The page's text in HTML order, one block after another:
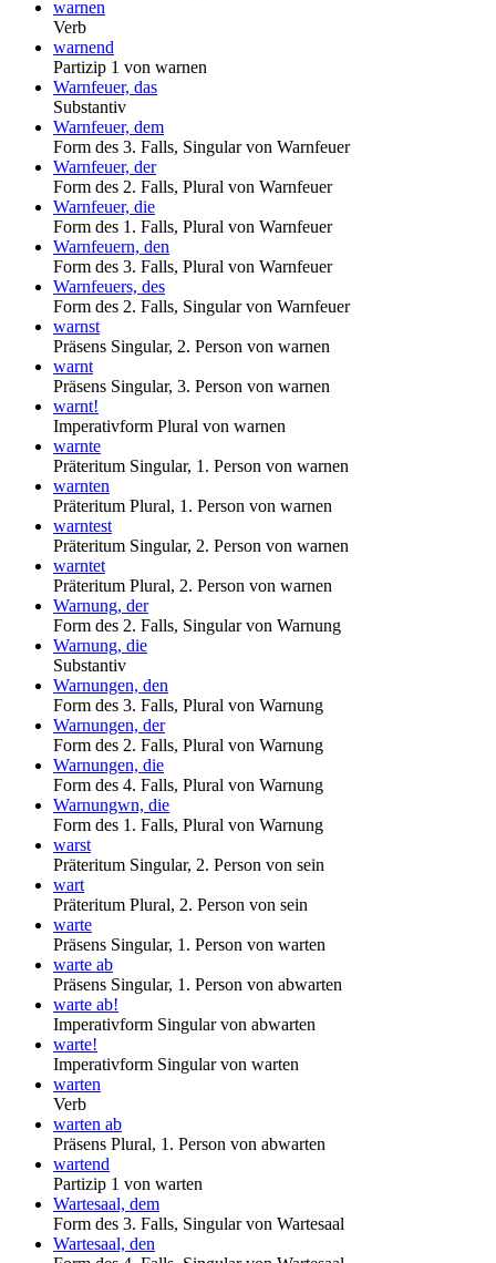
warnen
Verb
warnend
Partizip 1 von warnen
Warnfeuer, das
Substantiv
Warnfeuer, dem
Form des 3. Falls, Singular von Warnfeuer
Warnfeuer, der
Form des 2. Falls, Plural von Warnfeuer
Warnfeuer, die
Form des 1. Falls, Plural von Warnfeuer
Warnfeuern, den
Form des 3. Falls, Plural von Warnfeuer
Warnfeuers, des
Form des 2. Falls, Singular von Warnfeuer
warnst
Präsens Singular, 2. Person von warnen
warnt
Präsens Singular, 3. Person von warnen
warnt!
Imperativform Plural von warnen
warnte
Präteritum Singular, 1. Person von warnen
warnten
Präteritum Plural, 1. Person von warnen
warntest
Präteritum Singular, 2. Person von warnen
warntet
Präteritum Plural, 2. Person von warnen
Warnung, der
Form des 2. Falls, Singular von Warnung
Warnung, die
Substantiv
Warnungen, den
Form des 3. Falls, Plural von Warnung
Warnungen, der
Form des 2. Falls, Plural von Warnung
Warnungen, die
Form des 4. Falls, Plural von Warnung
Warnungwn, die
Form des 1. Falls, Plural von Warnung
warst
Präteritum Singular, 2. Person von sein
wart
Präteritum Plural, 2. Person von sein
warte
Präsens Singular, 1. Person von warten
warte ab
Präsens Singular, 1. Person von abwarten
warte ab!
Imperativform Singular von abwarten
warte!
Imperativform Singular von warten
warten
Verb
warten ab
Präsens Plural, 1. Person von abwarten
wartend
Partizip 1 von warten
Wartesaal, dem
Form des 3. Falls, Singular von Wartesaal
Wartesaal, den